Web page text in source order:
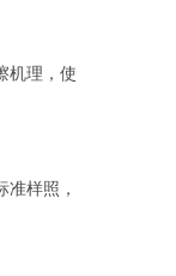
机理，使
样照，